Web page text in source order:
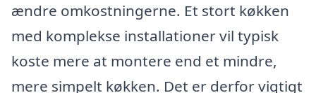
ændre omkostningerne. Et stort køkken
med komplekse installationer vil typisk
koste mere at montere end et mindre,
mere simpelt køkken. Det er derfor vigtigt